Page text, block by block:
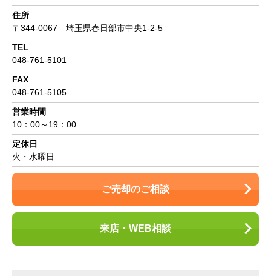
住所
〒344-0067 埼玉県春日部市中央1-2-5
TEL
048-761-5101
FAX
048-761-5105
営業時間
10：00～19：00
定休日
火・水曜日
ご売却のご相談
来店・WEB相談